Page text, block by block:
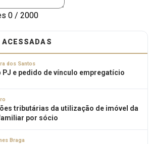
0 / 2000
dos Santos
PJ e pedido de vínculo empregatício
tributárias da utilização de imóvel da
por sócio
Braga